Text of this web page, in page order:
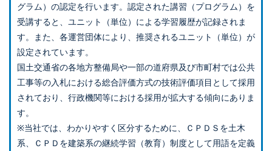
グラム）の認定を行います。認定された講習（プログラム）を
受講すると、ユニット（単位）による学習履歴が記録されま
す。また、各運営団体により、推奨されるユニット（単位）が
設定されています。
国土交通省の各地方整備局や一部の道府県及び市町村では公共
工事等の入札における総合評価方式の技術評価項目として採用
されており、行政機関等における採用が拡大する傾向にありま
す。
※当社では、わかりやすく区分するために、ＣＰＤＳを土木
系、ＣＰＤを建築系の継続学習（教育）制度として用語を定義